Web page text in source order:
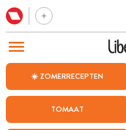
☀️ ZOMERRECEPTEN
TOMAAT
BEZOEK ONZE ANDERE WEBSITES
WEEKMENU